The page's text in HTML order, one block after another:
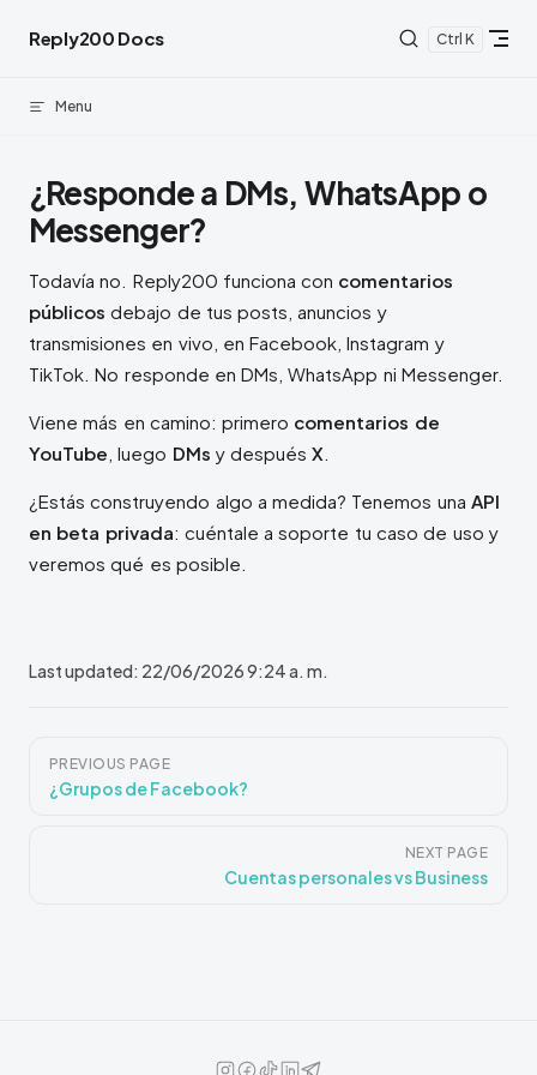
Skip to content
Reply200 Docs K
Menu
¿Responde a DMs, WhatsApp o
Messenger?
Todavía no. Reply200 funciona con comentarios
públicos debajo de tus posts, anuncios y
transmisiones en vivo, en Facebook, Instagram y
TikTok. No responde en DMs, WhatsApp ni Messenger.
Viene más en camino: primero comentarios de
YouTube , luego DMs y despuésX
¿Estás construyendo algo a medida? Tenemos una API
en beta privada: cuéntale a soporte tu caso de uso y
veremos qué es posible.
Last updated: 22/06/2026 9:24 a. m.
PREVIOUS PAGE
¿Grupos de Facebook?
NEXT PAGE
Cuentas personales vs Business